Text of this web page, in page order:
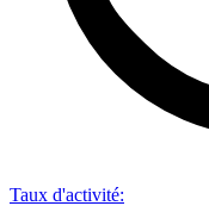
Taux d'activité: